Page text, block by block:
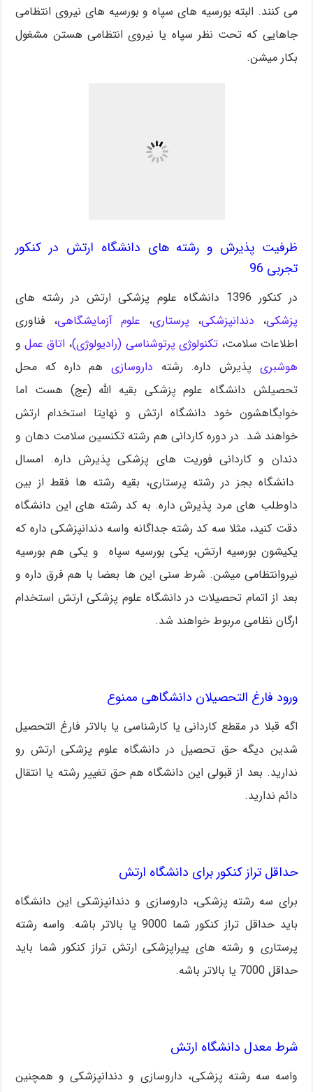
می کنند. البته بورسیه های سپاه و بورسیه های نیروی انتظامی
جاهایی که تحت نظر سپاه یا نیروی انتظامی هستن مشغول
بکار میشن.
ظرفیت پذیرش و رشته های دانشگاه ارتش در کنکور
تجربی 96
در کنکور 1396 دانشگاه علوم پزشکی ارتش در رشته های
پزشکی، دندانپزشکی، پرستاری، علوم آزمایشگاهی، فناوری
اطلاعات سلامت،تکنولوژی پرتوشناسی (رادیولوژی)، اتاق عملو
هوشبری پذیرش داره. رشته داروسازیهم داره که محل
تحصیلش دانشگاه علوم پزشکی بقیه الله (عج) هست اما
خوابگاهشون خود دانشگاه ارتش و نهایتا استخدام ارتش
خواهند شد. در دوره کاردانی هم رشته تکنسین سلامت دهان و
دندان و کاردانی فوریت های پزشکی پذیرش داره. امسال
دانشگاه بجز در رشته پرستاری، بقیه رشته ها فقط از بین
داوطلب های مرد پذیرش داره. به کد رشته های این دانشگاه
دقت کنید، مثلا سه کد رشته جداگانه واسه دندانپزشکی داره که
یکیشون بورسیه ارتش، یکی بورسیه سپاه و یکی هم بورسیه
نیروانتظامی میشن. شرط سنی این ها بعضا با هم فرق داره و
بعد از اتمام تحصیلات در دانشگاه علوم پزشکی ارتش استخدام
ارگان نظامی مربوط خواهند شد.
ورود فارغ التحصیلان دانشگاهی ممنوع
اگه قبلا در مقطع کاردانی یا کارشناسی یا بالاتر فارغ التحصیل
شدین دیگه حق تحصیل در دانشگاه علوم پزشکی ارتش رو
ندارید. بعد از قبولی این دانشگاه هم حق تغییر رشته یا انتقال
دائم ندارید.
حداقل تراز کنکور برای دانشگاه ارتش
برای سه رشته پزشکی، داروسازی و دندانپزشکی این دانشگاه
باید حداقل تراز کنکور شما 9000 یا بالاتر باشه. واسه رشته
پرستاری و رشته های پیراپزشکی ارتش تراز کنکور شما باید
حداقل 7000 یا بالاتر باشه.
شرط معدل دانشگاه ارتش
واسه سه رشته پزشکی، داروسازی و دندانپزشکی و همچنین